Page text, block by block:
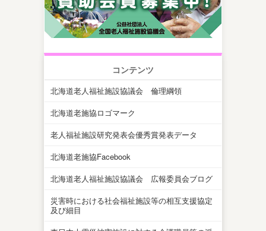
コンテンツ
北海道老人福祉施設協議会 倫理綱領
北海道老施協ロゴマーク
老人福祉施設研究発表会優秀賞発表データ
北海道老施協Facebook
北海道老人福祉施設協議会 広報委員会ブログ
災害時における社会福祉施設等の相互支援協定
及び細目